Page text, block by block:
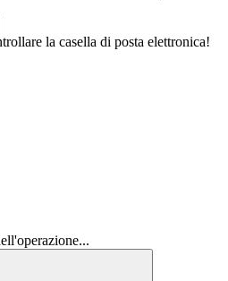
la casella di posta elettronica!